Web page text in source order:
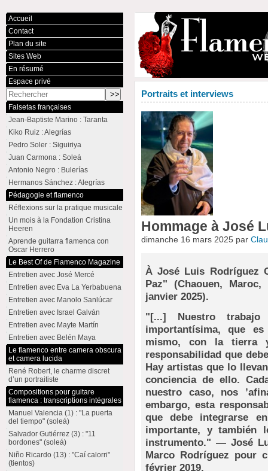
Portraits et interviews
Hommage à José
dimanche 16 mars 2025 par
À José Luis Rodríguez
Paz" (Chaouen,
janvier 2025).
"[...] Nuestro
importantísima, que
mismo, con la tierra
responsabilidad que
Hay artistas que lo
conciencia de ello.
nuestro caso, nos
embargo, esta
que debe integrarse
importante, y también
instrumento." — José
Marco Rodríguez pour
février 2019.
Accueil
Contact
Plan du site
Sites Web
En résumé
Espace privé
Falsetas françaises
Jean-Baptiste Marino : Taranta
Kiko Ruiz : Alegrías
Pedro Soler : Siguiriya
Juan Carmona : Soleá
Antonio Negro : Bulerías
Hermanos Sánchez : Alegrías
Pédagogie et flamenco
Réflexions sur la pratique musicale
Un mois à la Fondation Cristina
Heeren
Aprende guitarra flamenca con
Oscar Herrero
Le Best Of de Flamenco Magazine
Entretien avec José Mercé
Entretien avec Eva La Yerbabuena
Entretien avec Manolo Sanlúcar
Entretien avec Israel Galván
Entretien avec Mayte Martín
Entretien avec Belén Maya
Le flamenco entre camera obscura
et camera lucida
René Robert, le charme discret
d’un portraitiste
Compositions pour guitare
flamenca : transcriptions intégrales
Manuel Valencia (1) : "La puerta
del tiempo" (soleá)
Salvador Gutiérrez (3) : "11
bordones" (soleá)
Niño Ricardo (13) : "Caí calorri"
(tientos)